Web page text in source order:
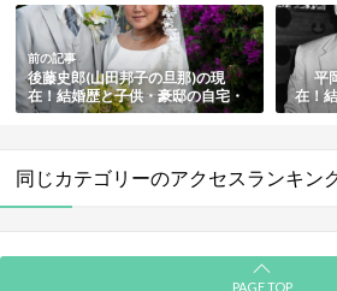
前の記事
後藤史郎(山田邦子の旦那)の現
在！結婚歴と子供・豪邸の自宅・
身長と年齢などプロフィールまと
平
在！
同じカテゴリーのアクセスランキン
PAGE TOP